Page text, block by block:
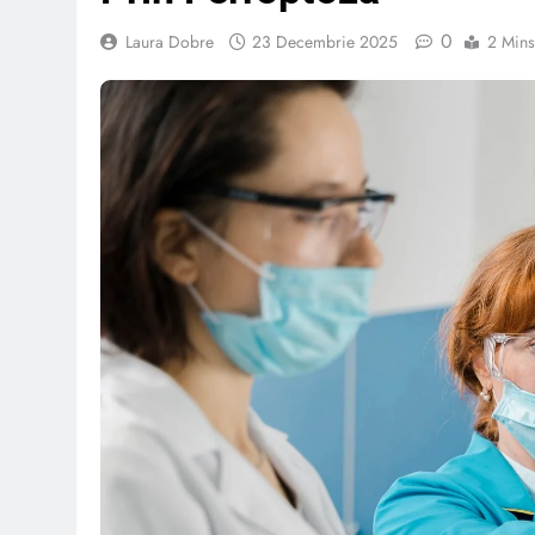
Laura Dobre 23 Decembrie 2025 0 2